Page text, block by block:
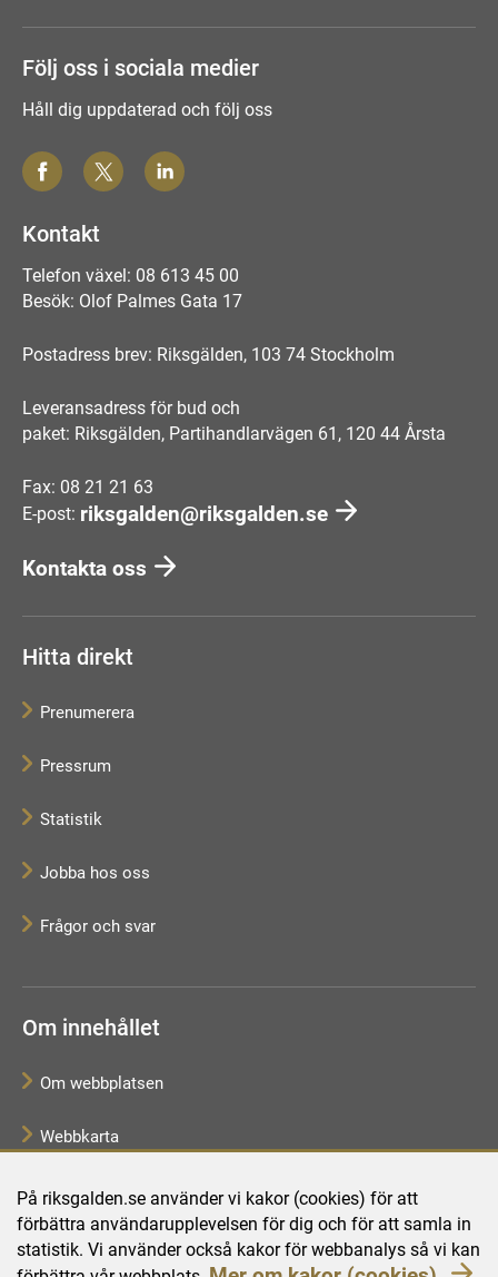
På riksgalden.se använder vi kakor (cookies) för att
förbättra användarupplevelsen för dig och för att samla in
statistik. Vi använder också kakor för webbanalys så vi kan
Följ oss i sociala medier
Håll dig uppdaterad och följ oss
Kontakt
Telefon växel: 08 613 45 00
Besök: Olof Palmes Gata 17
Postadress brev: Riksgälden, 103 74 Stockholm
Leveransadress för bud och
paket: Riksgälden, Partihandlarvägen 61, 120 44 Årsta
Fax: 08 21 21 63
E-post: riksgalden@riksgalden.se
Kontakta oss
Hitta direkt
Prenumerera
Pressrum
Statistik
Jobba hos oss
Frågor och svar
Om innehållet
Om webbplatsen
Webbkarta
Tillgänglighetsredogörelse
Behandling av personuppgifter